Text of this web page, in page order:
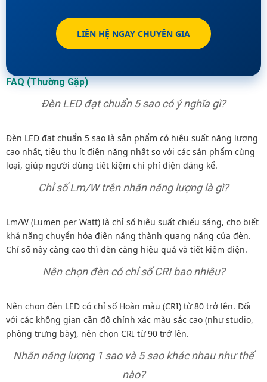
LIÊN HỆ NGAY CHUYÊN GIA
FAQ (Thường Gặp)
Đèn LED đạt chuẩn 5 sao có ý nghĩa gì?
Đèn LED đạt chuẩn 5 sao là sản phẩm có hiệu suất năng lượng
cao nhất, tiêu thụ ít điện năng nhất so với các sản phẩm cùng
loại, giúp người dùng tiết kiệm chi phí điện đáng kể.
Chỉ số Lm/W trên nhãn năng lượng là gì?
Lm/W (Lumen per Watt) là chỉ số hiệu suất chiếu sáng, cho biết
khả năng chuyển hóa điện năng thành quang năng của đèn.
Chỉ số này càng cao thì đèn càng hiệu quả và tiết kiệm điện.
Nên chọn đèn có chỉ số CRI bao nhiêu?
Nên chọn đèn LED có chỉ số Hoàn màu (CRI) từ 80 trở lên. Đối
với các không gian cần độ chính xác màu sắc cao (như studio,
phòng trưng bày), nên chọn CRI từ 90 trở lên.
Nhãn năng lượng 1 sao và 5 sao khác nhau như thế
nào?